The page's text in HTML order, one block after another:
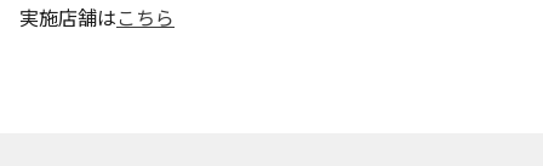
実施店舗はこちら